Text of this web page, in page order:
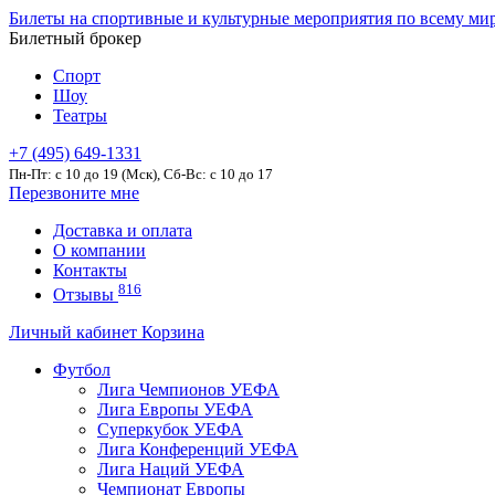
Билеты на спортивные и культурные мероприятия по всему
Билетный брокер
Спорт
Шоу
Театры
+7 (495) 649-1331
Пн-Пт: c 10 до 19 (Мск), Сб-Вс: с 10 до 17
Перезвоните мне
Доставка и оплата
О компании
Контакты
Отзывы 816
Личный кабинет Корзина
Футбол
Лига Чемпионов УЕФА
Лига Европы УЕФА
Суперкубок УЕФА
Лига Конференций УЕФА
Лига Наций УЕФА
Чемпионат Европы